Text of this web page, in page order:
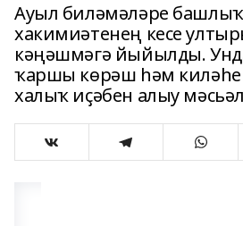
Ауыл биләмәләре
хакимиәтенең кесе
кәңәшмәгә йыйылды.
ҡаршы көрәш һәм киләһе
халыҡ иҫәбен алыу